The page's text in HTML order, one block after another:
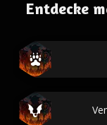
Entdecke